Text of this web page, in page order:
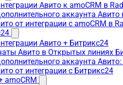
Авито к amoCRM в
аккаунта Авито
от интеграции с amoCRM в
Авито + Битрикс24
Авито в Открытых линиях
аккаунта
от интеграции с Битрикс24
amoCRM